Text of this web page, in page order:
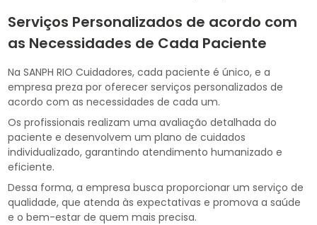
Serviços Personalizados de acordo com
as Necessidades de Cada Paciente
Na SANPH RIO Cuidadores, cada paciente é único, e a
empresa preza por oferecer serviços personalizados de
acordo com as necessidades de cada um.
Os profissionais realizam uma avaliação detalhada do
paciente e desenvolvem um plano de cuidados
individualizado, garantindo atendimento humanizado e
eficiente.
Dessa forma, a empresa busca proporcionar um serviço de
qualidade, que atenda às expectativas e promova a saúde
e o bem-estar de quem mais precisa.